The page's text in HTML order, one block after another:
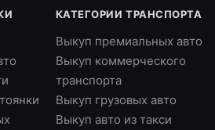
КАТЕГОРИИ ТРАНСПОРТА
Выкуп премиальных авто
Выкуп коммерческого
транспорта
Выкуп грузовых авто
Выкуп авто из такси